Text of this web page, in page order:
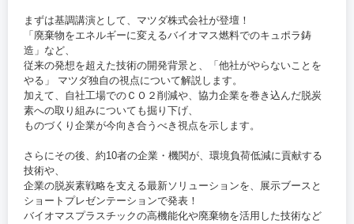
まずは基調講演として、マツダ株式会社が登壇！
「廃棄物をエネルギーに変えるバイオマス燃料でのキュポラ鋳
造」など、
従来の発想を超えた技術の開発背景と、「他社がやらないことを
やる」 マツダ独自の視点について解説します。
加えて、自社工場でのＣＯ２削減や、協力企業を巻き込んだ脱炭
素への取り組みについても掘り下げ、
ものづくり企業が今向き合うべき視点を示します。
さらにその後、約10者の企業・機関が、環境負荷低減に貢献する
技術や、
企業の脱炭素戦略を支える最新ソリューションを、展示ブースと
ショートプレゼンテーションで発表！
バイオマスプラスチックの高機能化や廃棄物を活用した技術など